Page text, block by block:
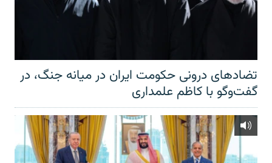
تضادهای درونی حکومت ایران در میانه جنگ، در
گفت‌‌وگو با کاظم علمداری